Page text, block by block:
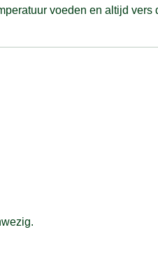
voeden en altijd vers